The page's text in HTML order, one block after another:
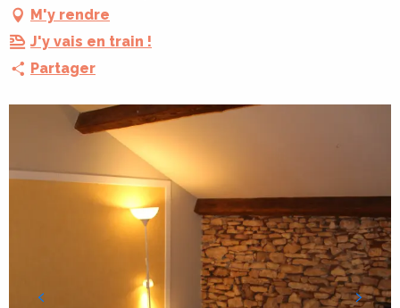
M'y rendre
J'y vais en train !
Partager